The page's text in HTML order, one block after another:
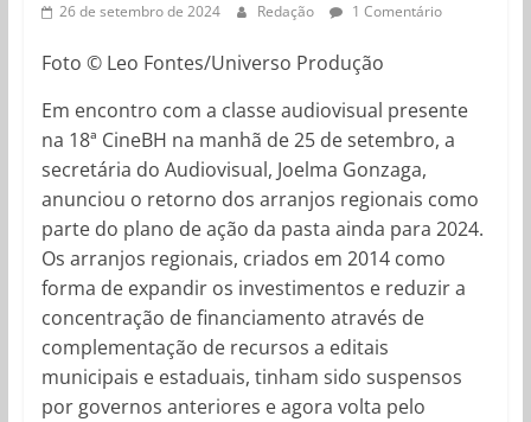
26 de setembro de 2024 Redação 1 Comentário
Foto © Leo Fontes/Universo Produção
Em encontro com a classe audiovisual presente
na 18ª CineBH na manhã de 25 de setembro, a
secretária do Audiovisual, Joelma Gonzaga,
anunciou o retorno dos arranjos regionais como
parte do plano de ação da pasta ainda para 2024.
Os arranjos regionais, criados em 2014 como
forma de expandir os investimentos e reduzir a
concentração de financiamento através de
complementação de recursos a editais
municipais e estaduais, tinham sido suspensos
por governos anteriores e agora volta pelo